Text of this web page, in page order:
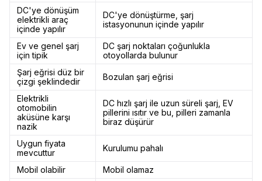
DC'ye dönüşüm
elektrikli araç
içinde yapılır
DC'ye dönüştürme, şarj
istasyonunun içinde yapılır
Ev ve genel şarj
için tipik
DC şarj noktaları çoğunlukla
otoyollarda bulunur
Şarj eğrisi düz bir
çizgi şeklindedir
Bozulan şarj eğrisi
Elektrikli
otomobilin
aküsüne karşı
nazik
DC hızlı şarj ile uzun süreli şarj, EV
pillerini ısıtır ve bu, pilleri zamanla
biraz düşürür
Uygun fiyata
mevcuttur
Kurulumu pahalı
Mobil olabilir
Mobil olamaz